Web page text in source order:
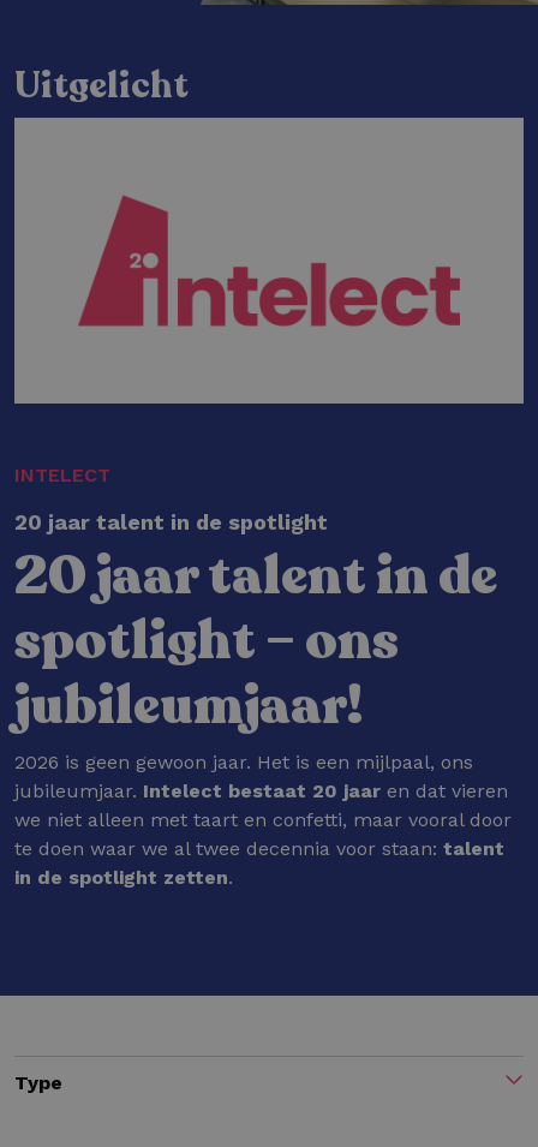
Uitgelicht
INTELECT
20 jaar talent in de spotlight
20 jaar talent in de
spotlight – ons
jubileumjaar!
2026 is geen gewoon jaar. Het is een mijlpaal, ons
jubileumjaar. Intelect bestaat 20 jaar en dat vieren
we niet alleen met taart en confetti, maar vooral door
te doen waar we al twee decennia voor staan: talent
in de spotlight zetten.
Type